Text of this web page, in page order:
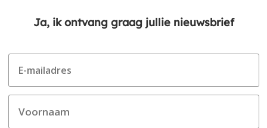
Ja, ik ontvang graag jullie nieuwsbrief